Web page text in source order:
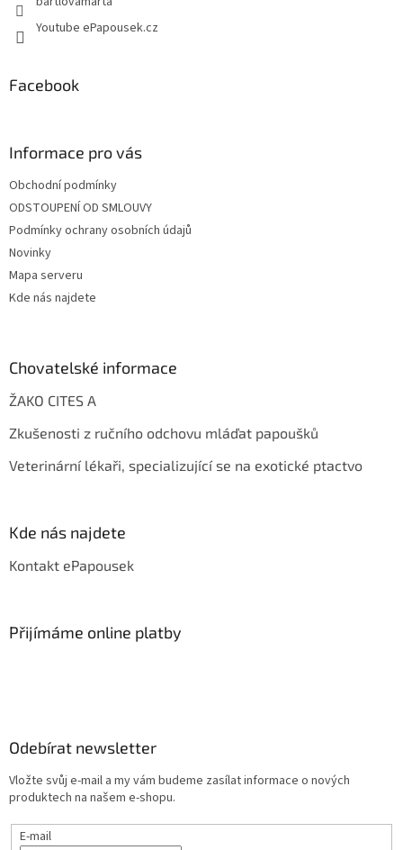
Youtube ePapousek.cz
Facebook
Informace pro vás
Obchodní podmínky
ODSTOUPENÍ OD SMLOUVY
Podmínky ochrany osobních údajů
Novinky
Mapa serveru
Kde nás najdete
Chovatelské informace
ŽAKO CITES A
Zkušenosti z ručního odchovu mláďat papoušků
Veterinární lékaři, specializující se na exotické ptactvo
Kde nás najdete
Kontakt ePapousek
Přijímáme online platby
Odebírat newsletter
Vložte svůj e-mail a my vám budeme zasílat informace o nových
produktech na našem e-shopu.
E-mail